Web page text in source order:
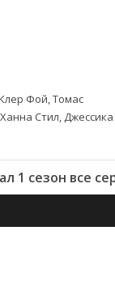
Фой, Томас
Стил, Джессика
1 сезон все